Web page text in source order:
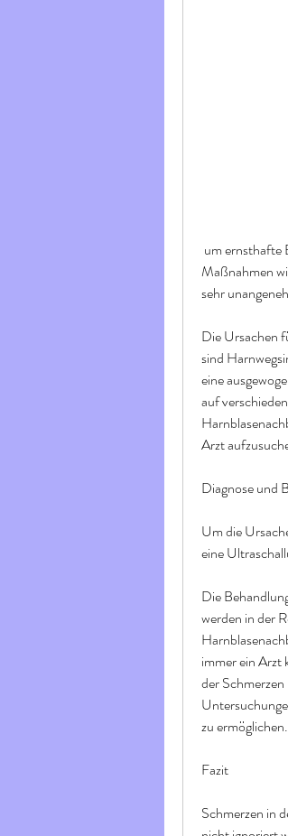
Maßnahmen
sehr
Die Ursachen
sind
eine
auf
Arzt
Diagnose und
Um die
eine
Die
werden in der
immer ein Arzt
der
zu ermöglichen.
Fazit
Schmerzen in